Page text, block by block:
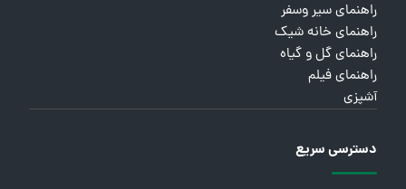
راهنمای سیر وسفر
راهنمای خانه شیک
راهنمای گل و گیاه
راهنمای فیلم
آشپزی
دسترسی سریع